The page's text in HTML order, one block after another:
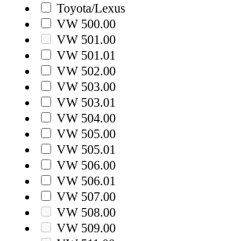
Toyota/Lexus
VW 500.00
VW 501.00
VW 501.01
VW 502.00
VW 503.00
VW 503.01
VW 504.00
VW 505.00
VW 505.01
VW 506.00
VW 506.01
VW 507.00
VW 508.00
VW 509.00